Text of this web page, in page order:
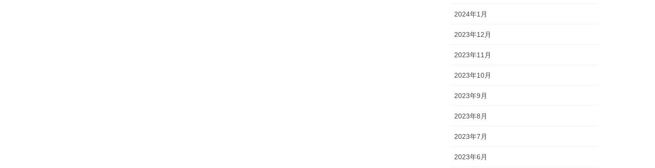
2024年1月
2023年12月
2023年11月
2023年10月
2023年9月
2023年8月
2023年7月
2023年6月